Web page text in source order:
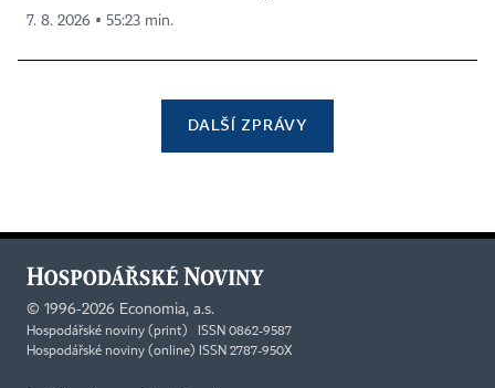
7. 8. 2026 ▪ 55:23 min.
DALŠÍ ZPRÁVY
© 1996-2026 Economia, a.s.
Hospodářské noviny (print) ISSN 0862-9587
Hospodářské noviny (online) ISSN 2787-950X